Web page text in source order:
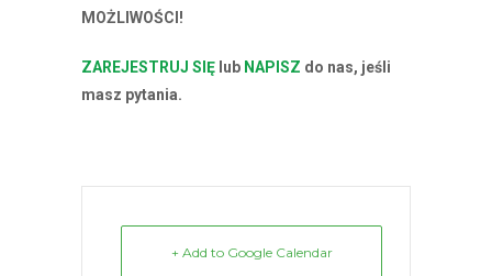
MOŻLIWOŚCI !
ZAREJESTRUJ SIĘ lub NAPISZ do nas, jeśli
masz pytania.
+ Add to Google Calendar